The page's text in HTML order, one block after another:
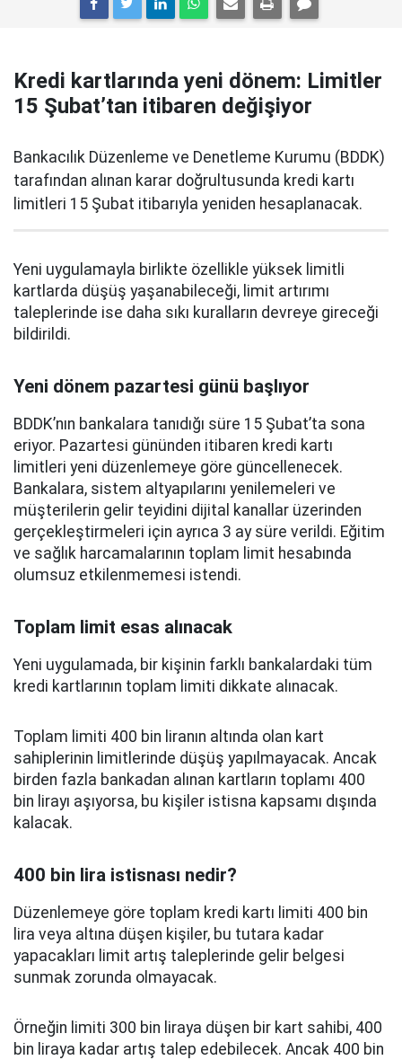
Kredi kartlarında yeni dönem: Limitler
15 Şubat’tan itibaren değişiyor
Bankacılık Düzenleme ve Denetleme Kurumu (BDDK)
tarafından alınan karar doğrultusunda kredi kartı
limitleri 15 Şubat itibarıyla yeniden hesaplanacak.
Yeni uygulamayla birlikte özellikle yüksek limitli
kartlarda düşüş yaşanabileceği, limit artırımı
taleplerinde ise daha sıkı kuralların devreye gireceği
bildirildi.
Yeni dönem pazartesi günü başlıyor
BDDK’nın bankalara tanıdığı süre 15 Şubat’ta sona
eriyor. Pazartesi gününden itibaren kredi kartı
limitleri yeni düzenlemeye göre güncellenecek.
Bankalara, sistem altyapılarını yenilemeleri ve
müşterilerin gelir teyidini dijital kanallar üzerinden
gerçekleştirmeleri için ayrıca 3 ay süre verildi. Eğitim
ve sağlık harcamalarının toplam limit hesabında
olumsuz etkilenmemesi istendi.
Toplam limit esas alınacak
Yeni uygulamada, bir kişinin farklı bankalardaki tüm
kredi kartlarının toplam limiti dikkate alınacak.
Toplam limiti 400 bin liranın altında olan kart
sahiplerinin limitlerinde düşüş yapılmayacak. Ancak
birden fazla bankadan alınan kartların toplamı 400
bin lirayı aşıyorsa, bu kişiler istisna kapsamı dışında
kalacak.
400 bin lira istisnası nedir?
Düzenlemeye göre toplam kredi kartı limiti 400 bin
lira veya altına düşen kişiler, bu tutara kadar
yapacakları limit artış taleplerinde gelir belgesi
sunmak zorunda olmayacak.
Örneğin limiti 300 bin liraya düşen bir kart sahibi, 400
bin liraya kadar artış talep edebilecek. Ancak 400 bin